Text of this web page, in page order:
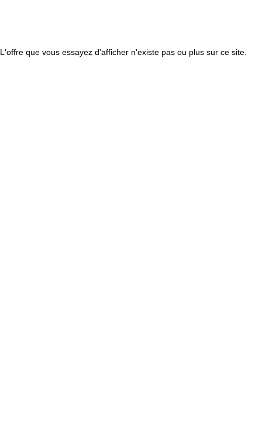
L'offre que vous essayez d'afficher n'existe pas ou plus sur ce site.